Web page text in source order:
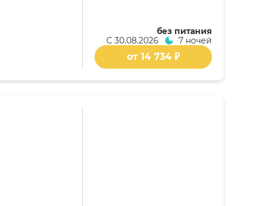
без питания
С 30.08.2026 7 ночей
от 14 734 ₽